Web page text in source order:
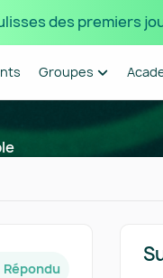
des premiers
Groupes
Répondu